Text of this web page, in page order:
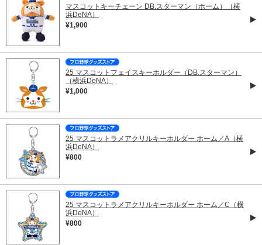
マスコットキーチェーン DB.スターマン（ホーム）（横
浜DeNA）
¥1,900
25 マスコットフェイスキーホルダー（DB.スターマン）
（横浜DeNA）
¥1,000
25 マスコットラメアクリルキーホルダー ホーム／A（横
浜DeNA）
¥800
25 マスコットラメアクリルキーホルダー ホーム／C（横
浜DeNA）
¥800